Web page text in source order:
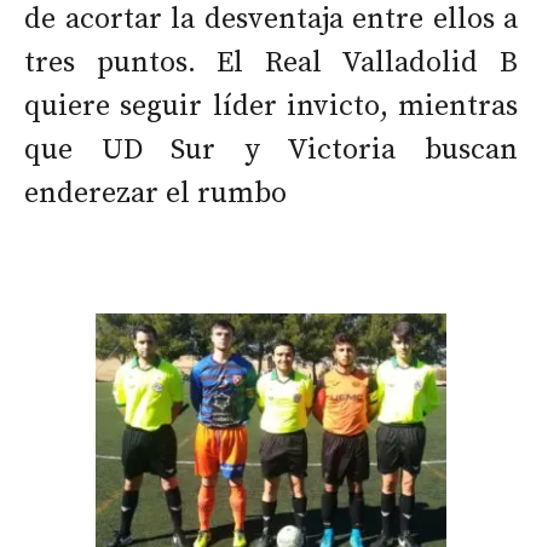
de acortar la desventaja entre ellos a
tres puntos. El Real Valladolid B
quiere seguir líder invicto, mientras
que UD Sur y Victoria buscan
enderezar el rumbo